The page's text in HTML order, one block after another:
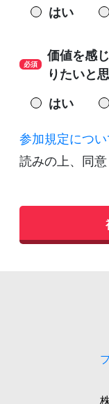
はい
価値を感
りたいと
はい
参加規定につい
読みの上、同意